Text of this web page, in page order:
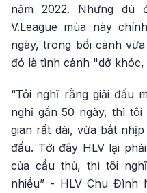
năm 2022. Nhưng
V.League mùa này
ngày, trong bối cảnh
đó là tình cảnh "dở khóc,
“Tôi nghĩ rằng giải đấu
nghỉ gần 50 ngày, thì
gian rất dài, vừa bắt
đấu. Tới đây HLV lại
của cầu thủ, thì tôi
nhiều” - HLV Chu Đình